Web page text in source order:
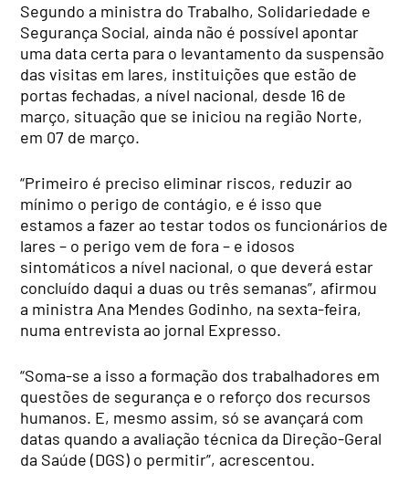
Segundo a ministra do Trabalho, Solidariedade e
Segurança Social, ainda não é possível apontar
uma data certa para o levantamento da suspensão
das visitas em lares, instituições que estão de
portas fechadas, a nível nacional, desde 16 de
março, situação que se iniciou na região Norte,
em 07 de março.
“Primeiro é preciso eliminar riscos, reduzir ao
mínimo o perigo de contágio, e é isso que
estamos a fazer ao testar todos os funcionários de
lares – o perigo vem de fora – e idosos
sintomáticos a nível nacional, o que deverá estar
concluído daqui a duas ou três semanas”, afirmou
a ministra Ana Mendes Godinho, na sexta-feira,
numa entrevista ao jornal Expresso.
“Soma-se a isso a formação dos trabalhadores em
questões de segurança e o reforço dos recursos
humanos. E, mesmo assim, só se avançará com
datas quando a avaliação técnica da Direção-Geral
da Saúde (DGS) o permitir”, acrescentou.